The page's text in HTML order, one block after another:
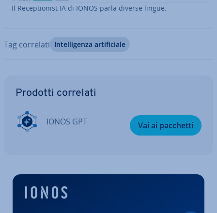
Il Re­cep­tio­ni­st IA di IONOS parla diverse lingue.
Tag correlati In­tel­li­gen­za ar­ti­fi­cia­le
Prodotti correlati
IONOS GPT Vai ai pacchetti